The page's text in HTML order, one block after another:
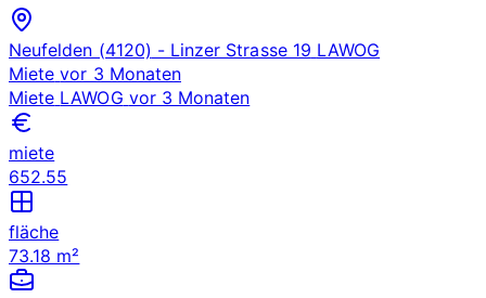
Neufelden (4120) - Linzer Strasse 19 LAWOG
Miete vor 3 Monaten
Miete LAWOG vor 3 Monaten
miete
652.55
fläche
73.18 m²